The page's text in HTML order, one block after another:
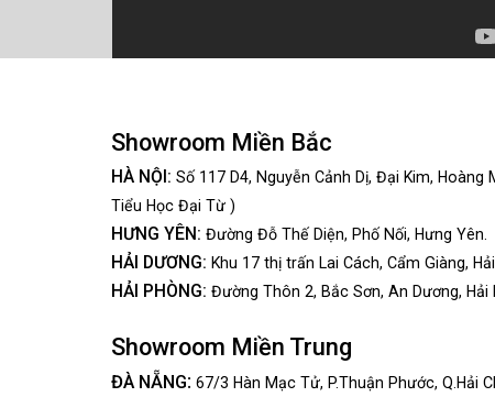
Showroom Miền Bắc
HÀ NỘI: Số 117 D4, Nguyễn Cảnh Dị, Đại Kim, Hoàng
Tiểu Học Đại Từ )
HƯNG YÊN: Đường Đỗ Thế Diện, Phố Nối, Hưng Yên.
HẢI DƯƠNG: Khu 17 thị trấn Lai Cách, Cẩm Giàng,
HẢI PHÒNG: Đường Thôn 2, Bắc Sơn, An Dương, Hải
Showroom Miền Trung
ĐÀ NẴNG: 67/3 Hàn Mạc Tử, P.Thuận Phước, Q.Hải